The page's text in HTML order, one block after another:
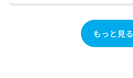
もっと見る
お